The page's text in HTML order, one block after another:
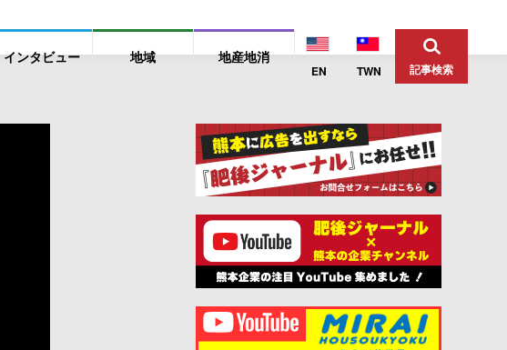
インタビュー 地域 地産地消
EN TWN 記事検索